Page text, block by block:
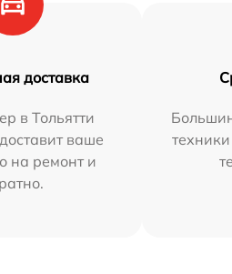
доставка
в Тольятти
ваше
на ремонт и